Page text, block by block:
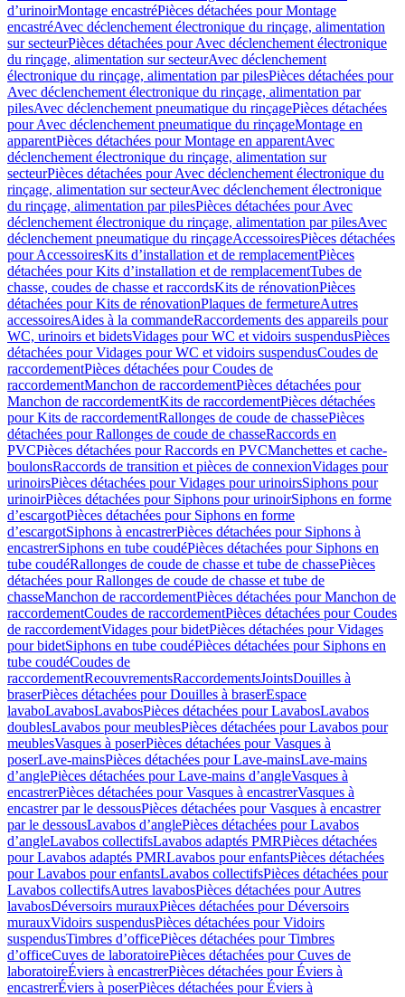
dʼurinoirMontage encastréPièces détachées pour Montage
encastréAvec déclenchement électronique du rinçage, alimentation
sur secteurPièces détachées pour Avec déclenchement électronique
du rinçage, alimentation sur secteurAvec déclenchement
électronique du rinçage, alimentation par pilesPièces détachées pour
Avec déclenchement électronique du rinçage, alimentation par
pilesAvec déclenchement pneumatique du rinçagePièces détachées
pour Avec déclenchement pneumatique du rinçageMontage en
apparentPièces détachées pour Montage en apparentAvec
déclenchement électronique du rinçage, alimentation sur
secteurPièces détachées pour Avec déclenchement électronique du
rinçage, alimentation sur secteurAvec déclenchement électronique
du rinçage, alimentation par pilesPièces détachées pour Avec
déclenchement électronique du rinçage, alimentation par pilesAvec
déclenchement pneumatique du rinçageAccessoiresPièces détachées
pour AccessoiresKits d’installation et de remplacementPièces
détachées pour Kits d’installation et de remplacementTubes de
chasse, coudes de chasse et raccordsKits de rénovationPièces
détachées pour Kits de rénovationPlaques de fermetureAutres
accessoiresAides à la commandeRaccordements des appareils pour
WC, urinoirs et bidetsVidages pour WC et vidoirs suspendusPièces
détachées pour Vidages pour WC et vidoirs suspendusCoudes de
raccordementPièces détachées pour Coudes de
raccordementManchon de raccordementPièces détachées pour
Manchon de raccordementKits de raccordementPièces détachées
pour Kits de raccordementRallonges de coude de chassePièces
détachées pour Rallonges de coude de chasseRaccords en
PVCPièces détachées pour Raccords en PVCManchettes et cache-
boulonsRaccords de transition et pièces de connexionVidages pour
urinoirsPièces détachées pour Vidages pour urinoirsSiphons pour
urinoirPièces détachées pour Siphons pour urinoirSiphons en forme
d’escargotPièces détachées pour Siphons en forme
d’escargotSiphons à encastrerPièces détachées pour Siphons à
encastrerSiphons en tube coudéPièces détachées pour Siphons en
tube coudéRallonges de coude de chasse et tube de chassePièces
détachées pour Rallonges de coude de chasse et tube de
chasseManchon de raccordementPièces détachées pour Manchon de
raccordementCoudes de raccordementPièces détachées pour Coudes
de raccordementVidages pour bidetPièces détachées pour Vidages
pour bidetSiphons en tube coudéPièces détachées pour Siphons en
tube coudéCoudes de
raccordementRecouvrementsRaccordementsJointsDouilles à
braserPièces détachées pour Douilles à braserEspace
lavaboLavabosLavabosPièces détachées pour LavabosLavabos
doublesLavabos pour meublesPièces détachées pour Lavabos pour
meublesVasques à poserPièces détachées pour Vasques à
poserLave-mainsPièces détachées pour Lave-mainsLave-mains
d’anglePièces détachées pour Lave-mains d’angleVasques à
encastrerPièces détachées pour Vasques à encastrerVasques à
encastrer par le dessousPièces détachées pour Vasques à encastrer
par le dessousLavabos d’anglePièces détachées pour Lavabos
d’angleLavabos collectifsLavabos adaptés PMRPièces détachées
pour Lavabos adaptés PMRLavabos pour enfantsPièces détachées
pour Lavabos pour enfantsLavabos collectifsPièces détachées pour
Lavabos collectifsAutres lavabosPièces détachées pour Autres
lavabosDéversoirs murauxPièces détachées pour Déversoirs
murauxVidoirs suspendusPièces détachées pour Vidoirs
suspendusTimbres dʼofficePièces détachées pour Timbres
dʼofficeCuves de laboratoirePièces détachées pour Cuves de
laboratoireÉviers à encastrerPièces détachées pour Éviers à
encastrerÉviers à poserPièces détachées pour Éviers à